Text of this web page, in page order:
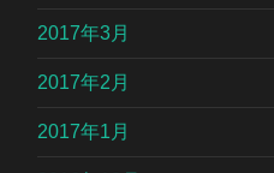
2017年3月
2017年2月
2017年1月